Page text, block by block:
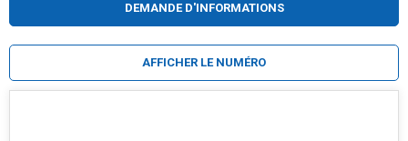
DEMANDE D'INFORMATIONS
AFFICHER LE NUMÉRO